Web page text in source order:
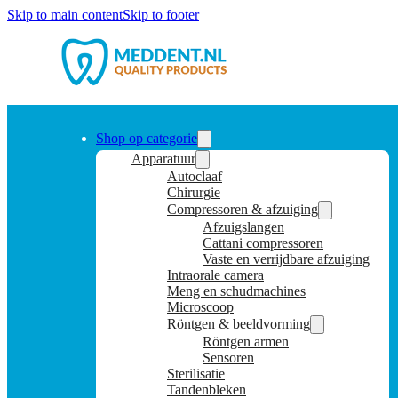
Skip to main contentSkip to footer
Shop op categorie
Apparatuur
Autoclaaf
Chirurgie
Compressoren & afzuiging
Afzuigslangen
Cattani compressoren
Vaste en verrijdbare afzuiging
Intraorale camera
Meng en schudmachines
Microscoop
Röntgen & beeldvorming
Röntgen armen
Sensoren
Sterilisatie
Tandenbleken